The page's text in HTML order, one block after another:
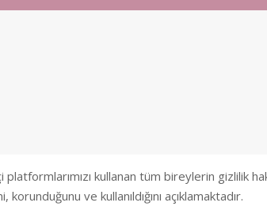
kullanan tüm bireylerin gizlilik
ve kullanıldığını açıklamaktadır.